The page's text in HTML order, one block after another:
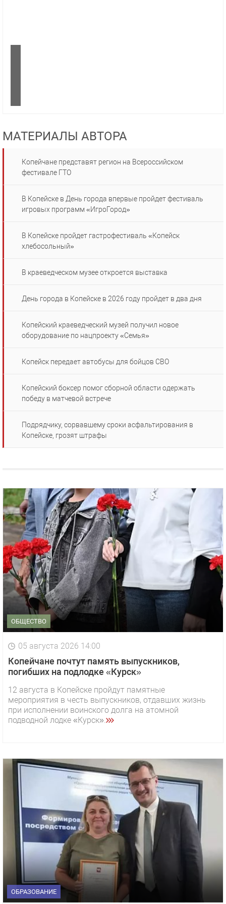
МАТЕРИАЛЫ АВТОРА
Копейчане представят регион на Всероссийском
фестивале ГТО
В Копейске в День города впервые пройдет фестиваль
игровых программ «ИгроГород»
В Копейске пройдет гастрофестиваль «Копейск
хлебосольный»
В краеведческом музее откроется выставка
День города в Копейске в 2026 году пройдет в два дня
Копейский краеведческий музей получил новое
оборудование по нацпроекту «Семья»
Копейск передает автобусы для бойцов СВО
Копейский боксер помог сборной области одержать
победу в матчевой встрече
Подрядчику, сорвавшему сроки асфальтирования в
Копейске, грозят штрафы
ОБЩЕСТВО
05 августа 2026 14:00
Копейчане почтут память выпускников,
погибших на подлодке «Курск»
12 августа в Копейске пройдут памятные
мероприятия в честь выпускников, отдавших жизнь
при исполнении воинского долга на атомной
подводной лодке «Курск».
ОБРАЗОВАНИЕ